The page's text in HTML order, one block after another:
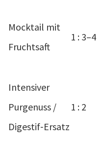
Mocktail mit
Fruchtsaft
1 : 3–4
Intensiver
Purgenuss /
Digestif‑Ersatz
1 : 2